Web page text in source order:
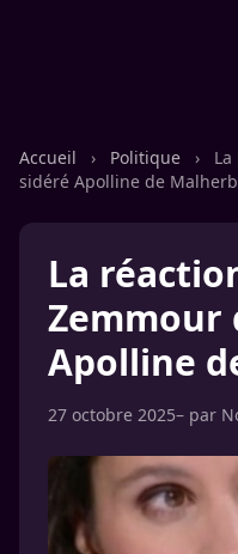
Accueil › Politique ›
sidéré Apolline de
La
Zemmour
Apolline
27 octobre 2025– par